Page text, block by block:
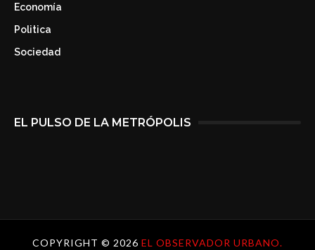
Economía
Politica
Sociedad
EL PULSO DE LA METRÓPOLIS
COPYRIGHT © 2026 EL OBSERVADOR URBANO.